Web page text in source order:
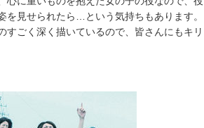
を見せられたら…という気持ちもあります。
ごく深く描いているので、皆さんにもキリ